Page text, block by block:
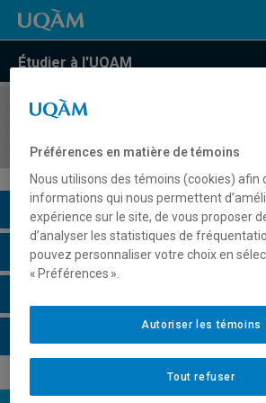
Étudier à l'UQAM
COURS//
Description du cours
Horaire - Été 2026
Préférences en matière de témoins
Nous utilisons des témoins (cookies) afin
informations qui nous permettent
expérience sur le site, de vous proposer
d’analyser les statistiques de
pouvez personnaliser votre choix en
« Préférences ».
Tout refuser
Autoriser les témoins